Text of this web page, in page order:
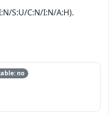
S:U/C:N/I:N/A:H).
no